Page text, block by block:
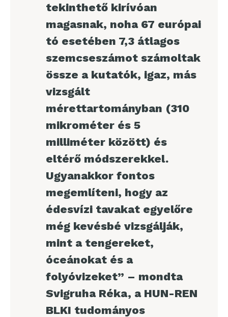
tekinthető kirívóan
magasnak, noha 67 európai
tó esetében 7,3 átlagos
szemcseszámot számoltak
össze a kutatók, igaz, más
vizsgált
mérettartományban (310
mikrométer és 5
milliméter között) és
eltérő módszerekkel.
Ugyanakkor fontos
megemlíteni, hogy az
édesvízi tavakat egyelőre
még kevésbé vizsgálják,
mint a tengereket,
óceánokat és a
folyóvizeket” – mondta
Svigruha Réka, a HUN-REN
BLKI tudományos